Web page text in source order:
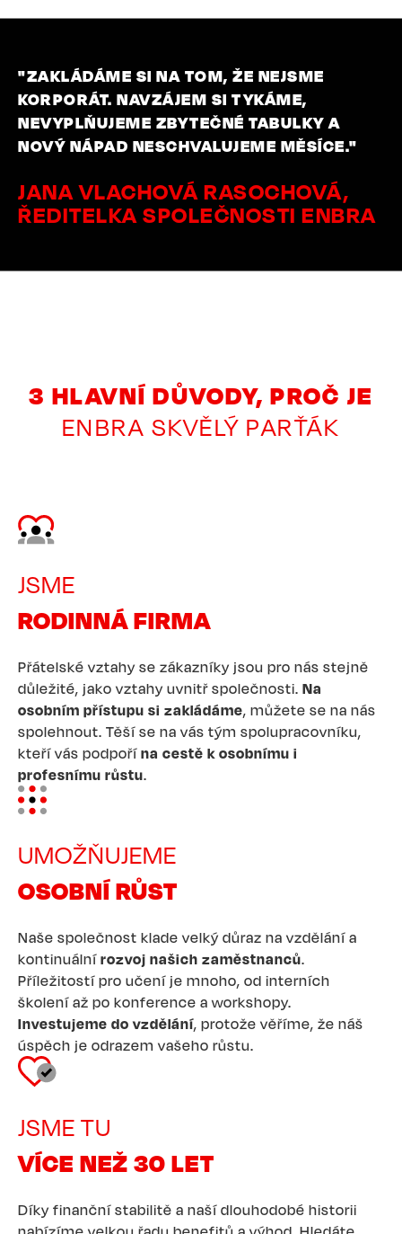
"ZAKLÁDÁME SI NA TOM, ŽE NEJSME
KORPORÁT. NAVZÁJEM SI TYKÁME,
NEVYPLŇUJEME ZBYTEČNÉ TABULKY A
NOVÝ NÁPAD NESCHVALUJEME MĚSÍCE."
JANA VLACHOVÁ RASOCHOVÁ,
ŘEDITELKA SPOLEČNOSTI ENBRA
3 HLAVNÍ DŮVODY, PROČ JE
ENBRA SKVĚLÝ PARŤÁK
Image
JSME
RODINNÁ FIRMA
Přátelské vztahy se zákazníky jsou pro nás stejně
důležité, jako vztahy uvnitř společnosti. Na
osobním přístupu si zakládáme, můžete se na nás
spolehnout. Těší se na vás tým spolupracovníku,
kteří vás podpoří na cestě k osobnímu i
profesnímu růstu.
Image
UMOŽŇUJEME
OSOBNÍ RŮST
Naše společnost klade velký důraz na vzdělání a
kontinuální rozvoj našich zaměstnanců.
Příležitostí pro učení je mnoho, od interních
školení až po konference a workshopy.
Investujeme do vzdělání, protože věříme, že náš
úspěch je odrazem vašeho růstu.
Image
JSME TU
VÍCE NEŽ 30 LET
Díky finanční stabilitě a naší dlouhodobé historii